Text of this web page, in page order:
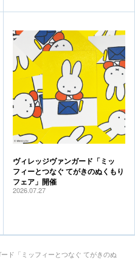
ヴィレッジヴァンガード「ミッ
フィーとつなぐ てがきのぬくもり
フェア」開催
2026.07.27
ド「ミッフィーとつなぐ てがきのぬ